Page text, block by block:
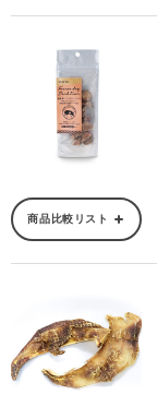
商品比較リスト